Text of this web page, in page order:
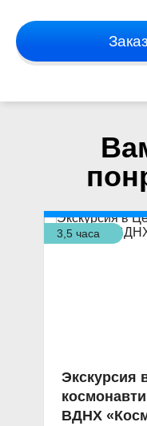
3,5 часа
Экскурсия
ВДНХ